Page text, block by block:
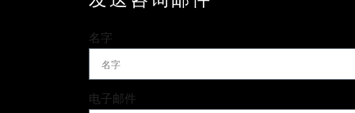
名字
电子邮件